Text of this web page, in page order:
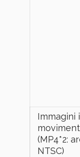
Immagini
(MP4*2:
NTSC)